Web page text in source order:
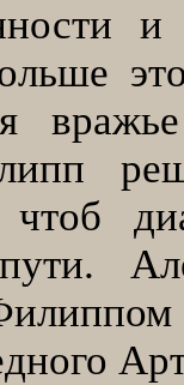
и
чтоб